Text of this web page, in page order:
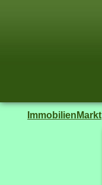
ImmobilienMarkt